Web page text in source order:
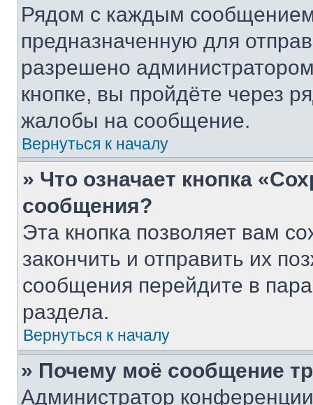
Рядом с каждым сообщением
предназначенную для
разрешено
кнопке, вы пройдёте через
жалобы на сообщение.
Вернуться к началу
» Что означает кнопка
сообщения?
Эта кнопка позволяет вам
закончить и отправить их
сообщения перейдите в
раздела.
Вернуться к началу
» Почему моё сообщение
Администратор